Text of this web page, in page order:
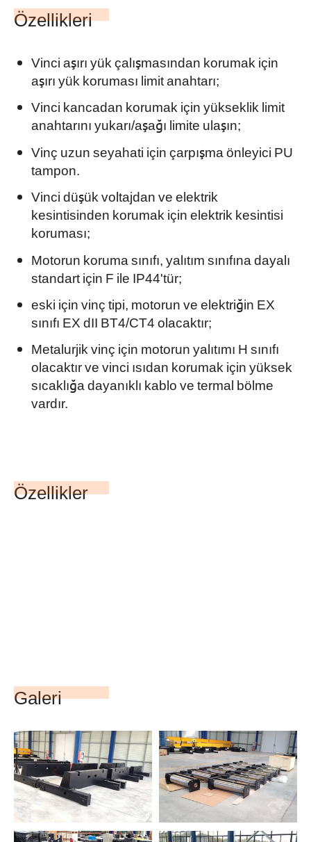
Özellikleri
Vinci aşırı yük çalışmasından korumak için
aşırı yük koruması limit anahtarı;
Vinci kancadan korumak için yükseklik limit
anahtarını yukarı/aşağı limite ulaşın;
Vinç uzun seyahati için çarpışma önleyici PU
tampon.
Vinci düşük voltajdan ve elektrik
kesintisinden korumak için elektrik kesintisi
koruması;
Motorun koruma sınıfı, yalıtım sınıfına dayalı
standart için F ile IP44'tür;
eski için vinç tipi, motorun ve elektriğin EX
sınıfı EX dII BT4/CT4 olacaktır;
Metalurjik vinç için motorun yalıtımı H sınıfı
olacaktır ve vinci ısıdan korumak için yüksek
sıcaklığa dayanıklı kablo ve termal bölme
vardır.
Özellikler
Galeri